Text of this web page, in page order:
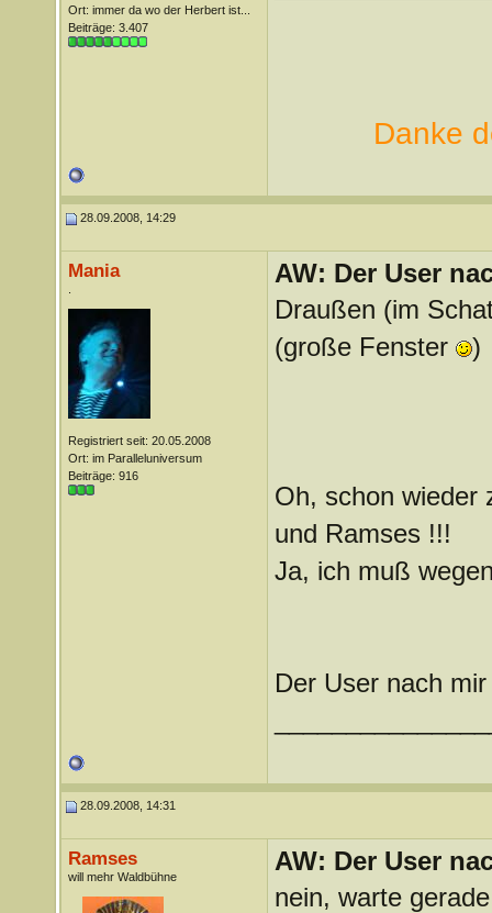
Ort: immer da wo der Herbert ist...
Beiträge: 3.407
Danke
28.09.2008, 14:29
Mania
Registriert seit: 20.05.2008
Ort: im Paralleluniversum
Beiträge: 916
AW: Der User
Draußen (im
(große Fenster
)
Oh, schon wieder
und Ramses !!!
Ja, ich muß
Der User nach
28.09.2008, 14:31
Ramses
will mehr Waldbühne
AW: Der User
nein, warte